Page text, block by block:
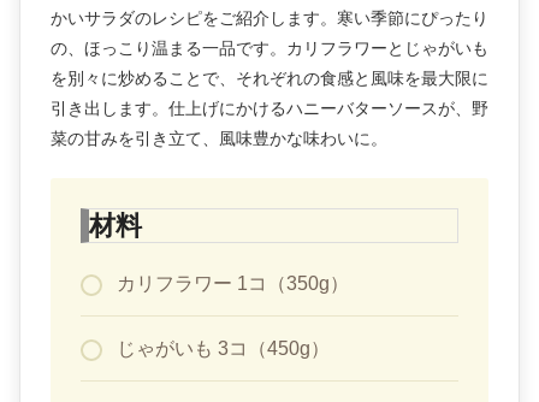
かいサラダのレシピをご紹介します。寒い季節にぴったり
の、ほっこり温まる一品です。カリフラワーとじゃがいも
を別々に炒めることで、それぞれの食感と風味を最大限に
引き出します。仕上げにかけるハニーバターソースが、野
菜の甘みを引き立て、風味豊かな味わいに。
材料
カリフラワー 1コ（350g）
じゃがいも 3コ（450g）